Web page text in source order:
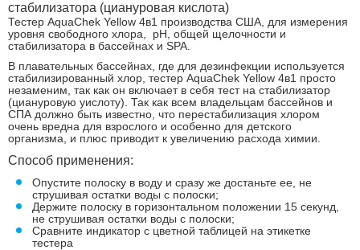
стабилизатора (циануровая кислота)
Тестер AquaChek Yellow 4в1 производства США, для измерения
уровня свободного хлора, рН, общей щелочности и
стабилизатора в бассейнах и SPA.
В плавательных бассейнах, где для дезинфекции используется
стабилизированный хлор, тестер AquaChek Yellow 4в1 просто
незаменим, так как он включает в себя тест на стабилизатор
(циануровую уислоту). Так как всем владельцам бассейнов и
СПА должно быть известно, что перестабилизация хлором
очень вредна для взрослого и особенно для детского
организма, и плюс приводит к увеличению расхода химии.
Способ применения:
Опустите полоску в воду и сразу же достаньте ее, не
струшивая остатки воды с полоски;
Держите полоску в горизонтальном положении 15 секунд,
не струшивая остатки воды с полоски;
Сравните индикатор с цветной таблицей на этикетке
тестера